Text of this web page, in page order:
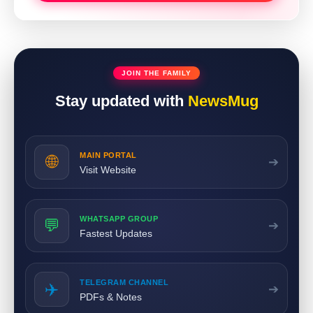
JOIN THE FAMILY
Stay updated with NewsMug
🌐 MAIN PORTAL
Visit Website
➔
💬 WHATSAPP GROUP
Fastest Updates
➔
✈️ TELEGRAM CHANNEL
PDFs & Notes
➔